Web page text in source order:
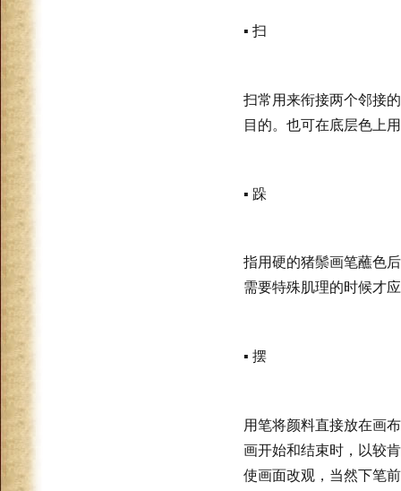
▪ 扫
扫常用来衔接两个邻接
目的。也可在底层色上
▪ 跺
指用硬的猪鬃画笔蘸色
需要特殊肌理的时候才
▪ 摆
用笔将颜料直接放在画
画开始和结束时，以较
使画面改观，当然下笔